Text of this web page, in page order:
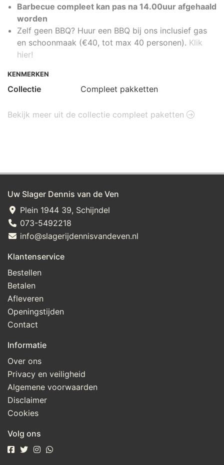
Barbecue compleet kan pas na 14.00uur afgehaald
worden
Zelf geen BBQ? Huur een BBQ bij ons inclusief gas
en schoonmaak (€40, tot max 40 personen). Klik
hier!
KENMERKEN
Collectie Compleet pakketten
Bekijk meer uit de collectie compleet paketten
Uw Slager Dennis van de Ven
Plein 1944 39, Schijndel
073-5492218
info@slagerijdennisvandeven.nl
Klantenservice
Bestellen
Betalen
Afleveren
Openingstijden
Contact
Informatie
Over ons
Privacy en veiligheid
Algemene voorwaarden
Disclaimer
Cookies
Volg ons